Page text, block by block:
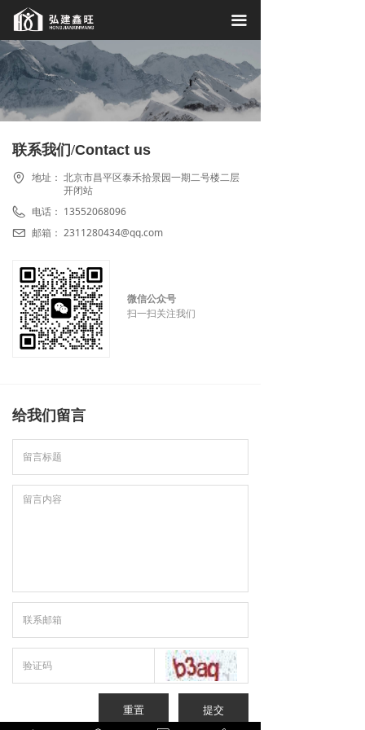
끀
首页
关于我们
工程案例
联系我们
联系我们/Contact us
地址： 北京市昌平区泰禾拾景园一期二号楼二层
开闭站
电话： 13552068096
邮箱： 2311280434@qq.com
微信公众号
扫一扫关注我们
给我们留言
提交
重置